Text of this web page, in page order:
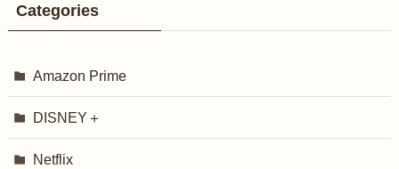
Categories
Amazon Prime
DISNEY＋
Netflix